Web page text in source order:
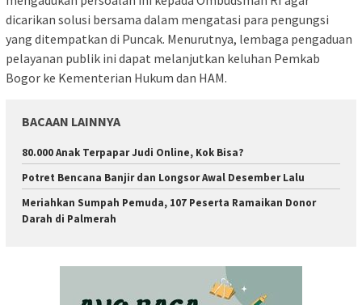
dicarikan solusi bersama dalam mengatasi para pengungsi
yang ditempatkan di Puncak. Menurutnya, lembaga pengaduan
pelayanan publik ini dapat melanjutkan keluhan Pemkab
Bogor ke Kementerian Hukum dan HAM.
BACAAN LAINNYA
80.000 Anak Terpapar Judi Online, Kok Bisa?
Potret Bencana Banjir dan Longsor Awal Desember Lalu
Meriahkan Sumpah Pemuda, 107 Peserta Ramaikan Donor
Darah di Palmerah